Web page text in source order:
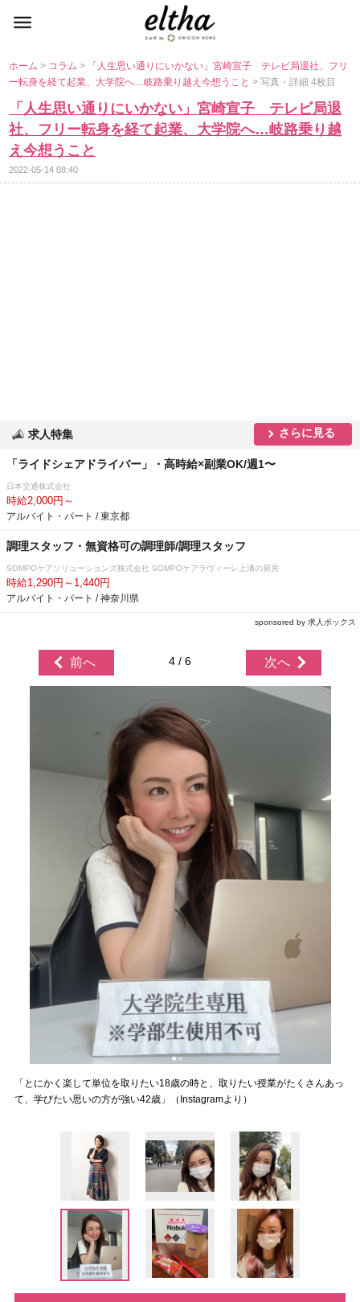
ホーム> コラム>
「人生思い通りにいかない」宮崎宣子 テレビ局退社、フリ
ー転身を経て起業、大学院へ…岐路乗り越え今想うこと> 写真・詳細 4枚目
「人生思い通りにいかない」宮崎宣子 テレビ局退
社、フリー転身を経て起業、大学院へ…岐路乗り越
え今想うこと
2022-05-14 08:40
求人特集 さらに見る
「ライドシェアドライバー」・高時給×副業OK/週1〜
日本交通株式会社
時給2,000円～
アルバイト・パート / 東京都
調理スタッフ・無資格可の調理師/調理スタッフ
SOMPOケアソリューションズ株式会社 SOMPOケアラヴィーレ上溝の厨房
時給1,290円～1,440円
アルバイト・パート / 神奈川県
sponsored by 求人ボックス
前へ 4 / 6 次へ
「とにかく楽して単位を取りたい18歳の時と、取りたい授業がたくさんあっ
て、学びたい思いの方が強い42歳」（Instagramより）